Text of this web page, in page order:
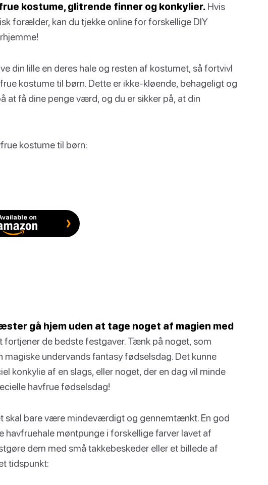
kostume, glitrende finner og konkylier. Hvis
forælder, kan du tjekke online for forskellige DIY
din lille en deres hale og resten af kostumet, så fortvivl
kostume til børn. Dette er ikke-kløende, behageligt og
at få dine penge værd, og du er sikker på, at din
kostume til børn:
on
gå hjem uden at tage noget af magien med
de bedste festgaver. Tænk på noget, som
magiske undervands fantasy fødselsdag. Det kunne
konkylie af en slags, eller noget, der en dag vil minde
havfrue fødselsdag!
skal bare være mindeværdigt og gennemtænkt. En god
havfruehale møntpunge i forskellige farver lavet af
dem med små takkebeskeder eller et billede af
tidspunkt: